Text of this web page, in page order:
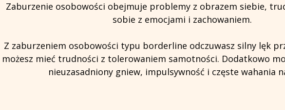
Zaburzenie osobowości obejmuje problemy z obrazem siebie,
sobie z emocjami i zachowaniem.
Z zaburzeniem osobowości typu borderline odczuwasz silny lęk
możesz mieć trudności z tolerowaniem samotności. Dodatkowo
nieuzasadniony gniew, impulsywność i częste wahania